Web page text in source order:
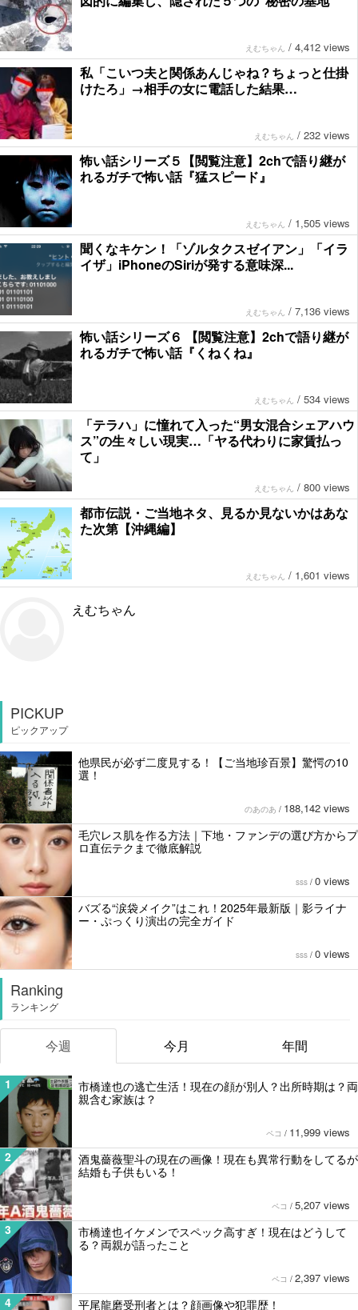
えむちゃん / 4,412 views
私「こいつ夫と関係あんじゃね？ちょっと仕掛
けたろ」→相手の女に電話した結果…
えむちゃん / 232 views
怖い話シリーズ５【閲覧注意】2chで語り継が
れるガチで怖い話『猛スピード』
えむちゃん / 1,505 views
聞くなキケン！「ゾルタクスゼイアン」「イラ
イザ」iPhoneのSiriが発する意味深...
えむちゃん / 7,136 views
怖い話シリーズ６ 【閲覧注意】2chで語り継が
れるガチで怖い話『くねくね』
えむちゃん / 534 views
「テラハ」に憧れて入った“男女混合シェアハウ
ス”の生々しい現実…「ヤる代わりに家賃払っ
て」
えむちゃん / 800 views
都市伝説・ご当地ネタ、見るか見ないかはあな
た次第【沖縄編】
えむちゃん / 1,601 views
えむちゃん
PICKUP
ピックアップ
他県民が必ず二度見する！【ご当地珍百景】驚愕の10
選！
のあのあ / 188,142 views
毛穴レス肌を作る方法｜下地・ファンデの選び方からプ
ロ直伝テクまで徹底解説
sss / 0 views
バズる“涙袋メイク”はこれ！2025年最新版｜影ライナ
ー・ぷっくり演出の完全ガイド
sss / 0 views
Ranking
ランキング
今週 今月 年間
1
市橋達也の逃亡生活！現在の顔が別人？出所時期は？両
親含む家族は？
ペコ / 11,999 views
2
酒鬼薔薇聖斗の現在の画像！現在も異常行動をしてるが
結婚も子供もいる！
ペコ / 5,207 views
3
市橋達也イケメンでスペック高すぎ！現在はどうして
る？両親が語ったこと
ペコ / 2,397 views
4 平尾龍磨受刑者とは？顔画像や犯罪歴！